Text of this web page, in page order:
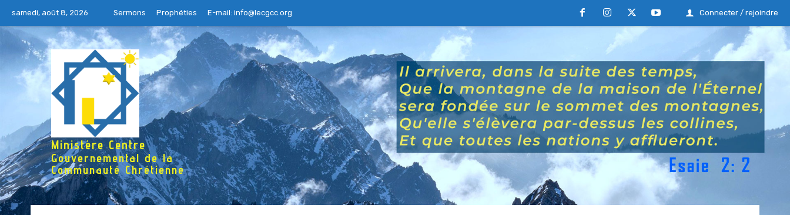
samedi, août 8, 2026 Sermons Prophéties E-mail: info@lecgcc.org Connecter / rejoindre
Ministère Centre
Gouvernemental de la
Communauté Chrétienne